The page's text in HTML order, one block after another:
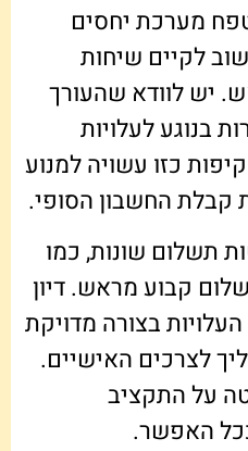
מערכת יחסים
לקיים שיחות
יש לוודא שהעורך
בנוגע לעלויות
כזו עשויה למנוע
קבלת החשבון הסופי.
תשלום שונות, כמו
קבוע מראש. דיון
בצורה מדויקת
לצרכים האישיים.
על התקציב
האפשר.